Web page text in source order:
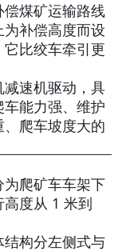
煤矿运输路线
补偿高度而设
比绞车牵引更
速机驱动，具
能力强、维护
爬车坡度大的
爬矿车车架下
度从 1 米到
构分左侧式与